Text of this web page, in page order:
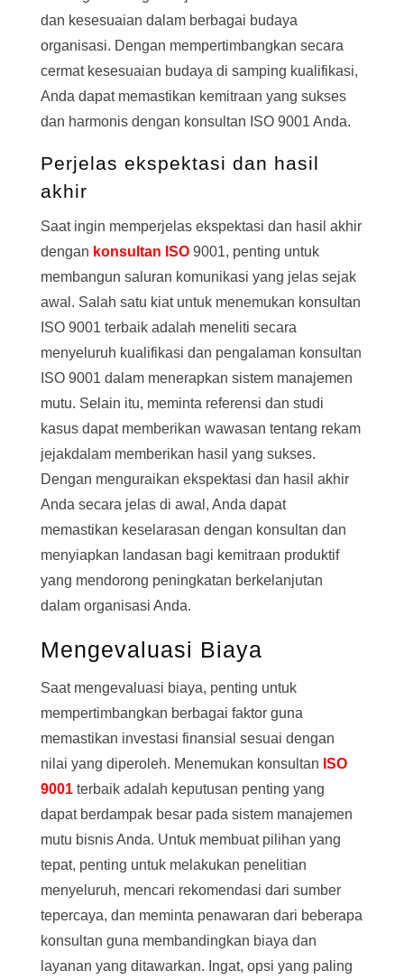
dan kesesuaian dalam berbagai budaya
organisasi. Dengan mempertimbangkan secara
cermat kesesuaian budaya di samping kualifikasi,
Anda dapat memastikan kemitraan yang sukses
dan harmonis dengan konsultan ISO 9001 Anda.
Perjelas ekspektasi dan hasil
akhir
Saat ingin memperjelas ekspektasi dan hasil akhir
dengan konsultan ISO9001, penting untuk
membangun saluran komunikasi yang jelas sejak
awal. Salah satu kiat untuk menemukan konsultan
ISO 9001 terbaik adalah meneliti secara
menyeluruh kualifikasi dan pengalaman konsultan
ISO 9001 dalam menerapkan sistem manajemen
mutu. Selain itu, meminta referensi dan studi
kasus dapat memberikan wawasan tentang rekam
jejakdalam memberikan hasil yang sukses.
Dengan menguraikan ekspektasi dan hasil akhir
Anda secara jelas di awal, Anda dapat
memastikan keselarasan dengan konsultan dan
menyiapkan landasan bagi kemitraan produktif
yang mendorong peningkatan berkelanjutan
dalam organisasi Anda.
Mengevaluasi Biaya
Saat mengevaluasi biaya, penting untuk
mempertimbangkan berbagai faktor guna
memastikan investasi finansial sesuai dengan
nilai yang diperoleh. Menemukan konsultan ISO
9001terbaik adalah keputusan penting yang
dapat berdampak besar pada sistem manajemen
mutu bisnis Anda. Untuk membuat pilihan yang
tepat, penting untuk melakukan penelitian
menyeluruh, mencari rekomendasi dari sumber
tepercaya, dan meminta penawaran dari beberapa
konsultan guna membandingkan biaya dan
layanan yang ditawarkan. Ingat, opsi yang paling